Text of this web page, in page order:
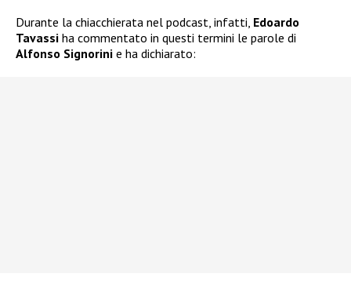
Durante la chiacchierata nel podcast, infatti, Edoardo
Tavassi ha commentato in questi termini le parole di
Alfonso Signorini e ha dichiarato: